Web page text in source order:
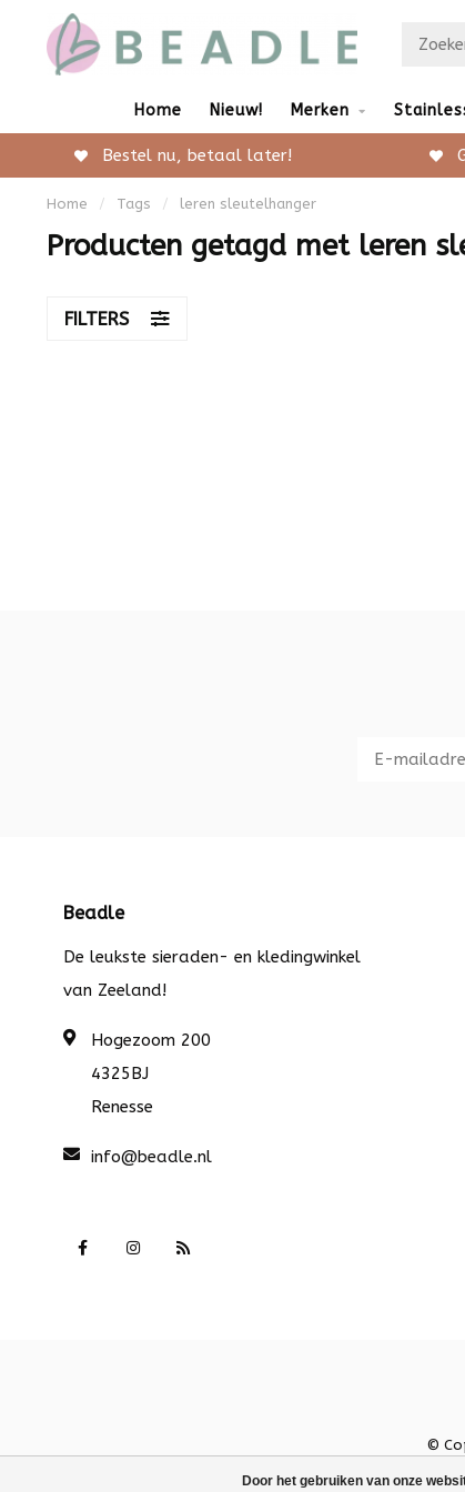
Home Nieuw! Merken
Bestel nu, betaal later!
Home / Tags / leren sleutelhanger
Producten getagd met leren
FILTERS
Door het gebruiken van onze
Beadle
De leukste sieraden- en kledingwinkel
van Zeeland!
Hogezoom 200
4325BJ
Renesse
info@beadle.nl
©